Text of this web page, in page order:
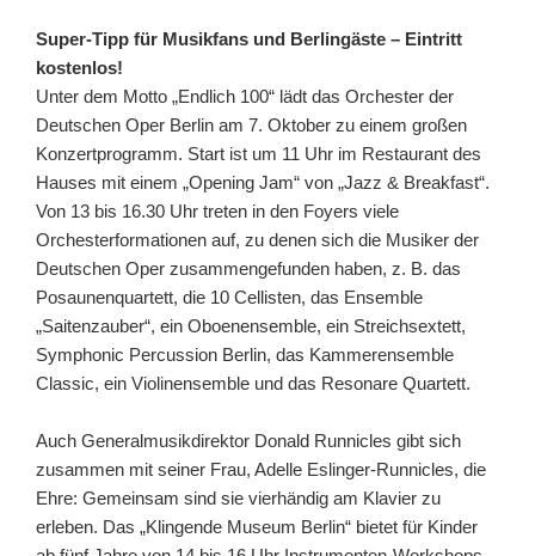
Super-Tipp für Musikfans und Berlingäste – Eintritt
kostenlos!
Unter dem Motto „Endlich 100“ lädt das Orchester der
Deutschen Oper Berlin am 7. Oktober zu einem großen
Konzertprogramm. Start ist um 11 Uhr im Restaurant des
Hauses mit einem „Opening Jam“ von „Jazz & Breakfast“.
Von 13 bis 16.30 Uhr treten in den Foyers viele
Orchesterformationen auf, zu denen sich die Musiker der
Deutschen Oper zusammengefunden haben, z. B. das
Posaunenquartett, die 10 Cellisten, das Ensemble
„Saitenzauber“, ein Oboenensemble, ein Streichsextett,
Symphonic Percussion Berlin, das Kammerensemble
Classic, ein Violinensemble und das Resonare Quartett.
Auch Generalmusikdirektor Donald Runnicles gibt sich
zusammen mit seiner Frau, Adelle Eslinger-Runnicles, die
Ehre: Gemeinsam sind sie vierhändig am Klavier zu
erleben. Das „Klingende Museum Berlin“ bietet für Kinder